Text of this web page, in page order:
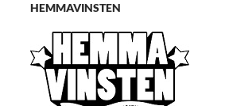
HEMMAVINSTEN